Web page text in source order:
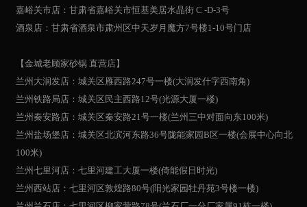
嘉峪关市店：甘肃省嘉峪关市恒基美居水晶街 C -D-3号
酒泉店：甘肃省酒泉市肃州区中天岁月魔方7号楼1-10号门店
【金城老顾家砂锅 直营店】
兰州大润发店：城关区雁西路247号一楼(大润发什字西南角)
兰州铁路局店：城关区民主西路12号(光源大厦一楼)
兰州秦安路店：城关区秦安路21号一楼(兰州三中对面向东100米)
兰州盐场堡店：城关区北滨河东路36号陇能家园B区一楼(会展中心向北
100米)
兰州七里河店：七里河建工大厦一楼(倚能假日时光)
兰州西站店：七里河区敦煌路80号(阳光家园牡丹苑3号楼一楼)